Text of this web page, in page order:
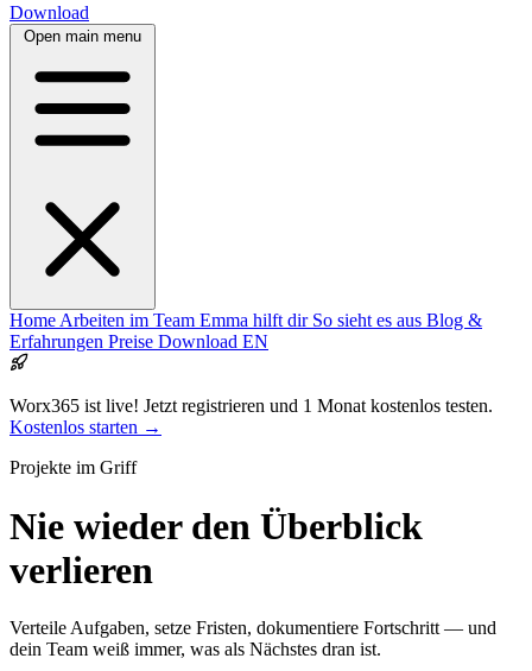
Download
Open main menu
Home Arbeiten im Team Emma hilft dir So sieht es aus Blog &
Erfahrungen Preise Download EN
Worx365 ist live! Jetzt registrieren und 1 Monat kostenlos testen.
Kostenlos starten →
Projekte im Griff
Nie wieder den Überblick
verlieren
Verteile Aufgaben, setze Fristen, dokumentiere Fortschritt — und
dein Team weiß immer, was als Nächstes dran ist.